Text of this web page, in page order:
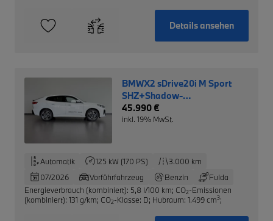
Details ansehen
BMWX2 sDrive20i M Sport
SHZ+Shadow-
Line+Navi+RFK
45.990 €
inkl. 19% MwSt.
Automatik 125 kW (170 PS)
3.000 km
07/2026
Vorführfahrzeug Benzin
Fulda
Energieverbrauch (kombiniert): 5,8 l/100 km; CO2-Emissionen
(kombiniert): 131 g/km; CO2-Klasse: D; Hubraum: 1.499 cm3;